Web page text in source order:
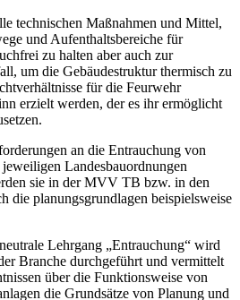
technischen Maßnahmen und Mittel,
und Aufenthaltsbereiche für
zu halten aber auch zur
um die Gebäudestruktur thermisch zu
für die Feurwehr
erzielt werden, der es ihr ermöglicht
an die Entrauchung von
Landesbauordnungen
sie in der MVV TB bzw. in den
die planungsgrundlagen beispielsweise
Lehrgang „Entrauchung“ wird
Branche durchgeführt und vermittelt
über die Funktionsweise von
die Grundsätze von Planung und